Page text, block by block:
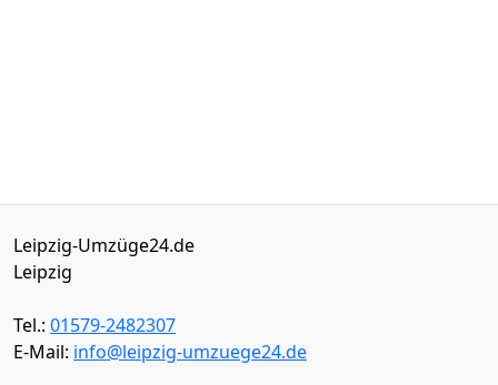
Leipzig-Umzüge24.de
Leipzig
Tel.: 01579-2482307
E-Mail: info@leipzig-umzuege24.de